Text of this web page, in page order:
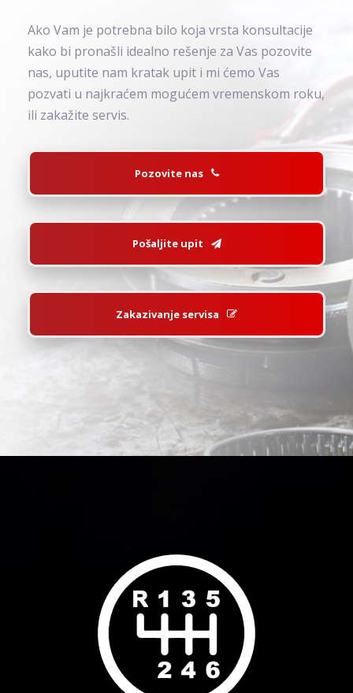
Ako Vam je potrebna bilo koja vrsta konsultacije
kako bi pronašli idealno rešenje za Vas pozovite
nas, uputite nam kratak upit i mi ćemo Vas
pozvati u najkraćem mogućem vremenskom roku,
ili zakažite servis.
Pozovite nas
Pošaljite upit
Zakazivanje servisa